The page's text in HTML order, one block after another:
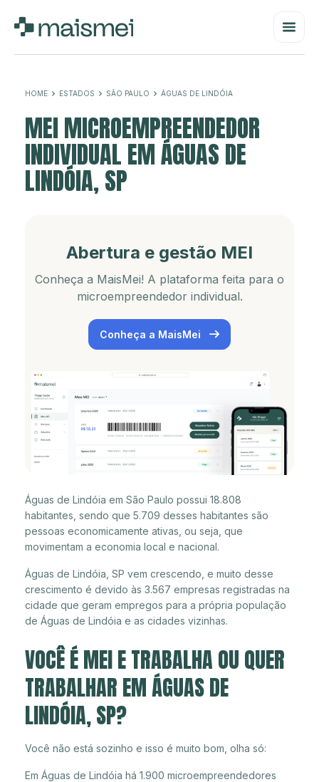
HOME ESTADOS SÃO PAULO ÁGUAS DE LINDÓIA
MEI MICROEMPREENDEDOR
INDIVIDUAL EM ÁGUAS DE
LINDÓIA, SP
Abertura e gestão MEI
Conheça a MaisMei! A plataforma feita para o
microempreendedor individual.
Conheça a MaisMei
Águas de Lindóia em São Paulo possui 18.808
habitantes, sendo que 5.709 desses habitantes são
pessoas economicamente ativas, ou seja, que
movimentam a economia local e nacional.
Águas de Lindóia, SP vem crescendo, e muito desse
crescimento é devido às 3.567 empresas registradas na
cidade que geram empregos para a própria população
de Águas de Lindóia e as cidades vizinhas.
VOCÊ É MEI E TRABALHA OU QUER
TRABALHAR EM ÁGUAS DE
LINDÓIA, SP?
Você não está sozinho e isso é muito bom, olha só:
Em Águas de Lindóia há 1.900 microempreendedores